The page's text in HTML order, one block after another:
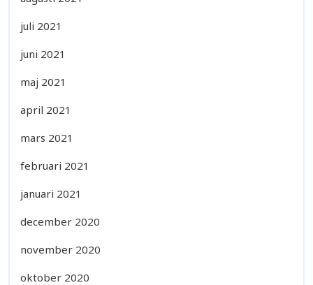
juli 2021
juni 2021
maj 2021
april 2021
mars 2021
februari 2021
januari 2021
december 2020
november 2020
oktober 2020